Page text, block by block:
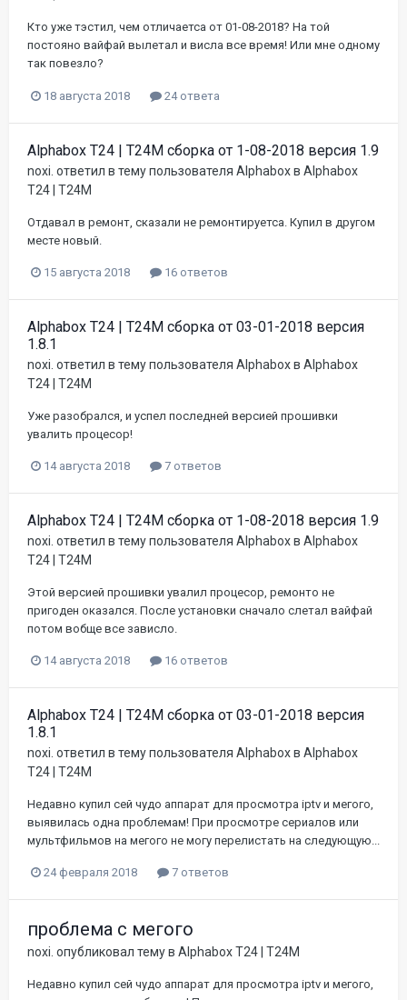
Кто уже тэстил, чем отличаетса от 01-08-2018? На той
постояно вайфай вылетал и висла все время! Или мне одному
так повезло?
18 августа 2018 24 ответа
Alphabox T24 | T24M сборка от 1-08-2018 версия 1.9
noxi. ответил в тему пользователя Alphaboxв Alphabox
T24 | T24M
Отдавал в ремонт, сказали не ремонтируетса. Купил в другом
месте новый.
15 августа 2018 16 ответов
Alphabox T24 | T24M сборка от 03-01-2018 версия
1.8.1
noxi. ответил в тему пользователя Alphaboxв Alphabox
T24 | T24M
Уже разобрался, и успел последней версией прошивки
увалить процесор!
14 августа 2018 7 ответов
Alphabox T24 | T24M сборка от 1-08-2018 версия 1.9
noxi. ответил в тему пользователя Alphaboxв Alphabox
T24 | T24M
Этой версией прошивки увалил процесор, ремонто не
пригоден оказался. После установки сначало слетал вайфай
потом вобще все зависло.
14 августа 2018 16 ответов
Alphabox T24 | T24M сборка от 03-01-2018 версия
1.8.1
noxi. ответил в тему пользователя Alphaboxв Alphabox
T24 | T24M
Недавно купил сей чудо аппарат для просмотра iptv и мегого,
выявилась одна проблемам! При просмотре сериалов или
мультфильмов на мегого не могу перелистать на следующую...
24 февраля 2018 7 ответов
проблема с мегого
noxi. опубликовал тему в Alphabox T24 | T24M
Недавно купил сей чудо аппарат для просмотра iptv и мегого,